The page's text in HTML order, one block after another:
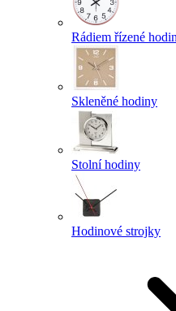
Rádiem řízené
Skleněné hodiny
Stolní hodiny
Hodinové strojky